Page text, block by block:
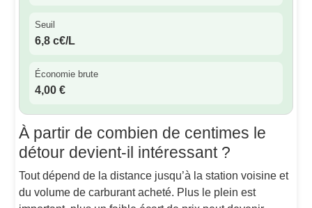
Seuil
6,8 c€/L
Économie brute
4,00 €
À partir de combien de centimes le
détour devient-il intéressant ?
Tout dépend de la distance jusqu’à la station voisine et
du volume de carburant acheté. Plus le plein est